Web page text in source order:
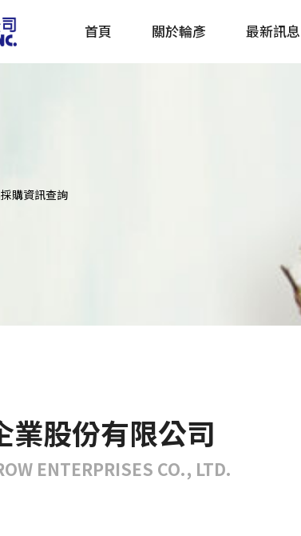
首頁 關於輪彥 最新訊息
購資訊查詢
業股份有限公司
ENTERPRISES CO., LTD.